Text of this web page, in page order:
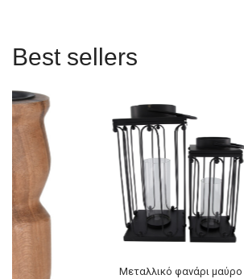
Best sellers
Μεταλλικό φανάρι μαύρο